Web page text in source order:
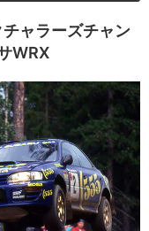
ャラーズチャン
WRX